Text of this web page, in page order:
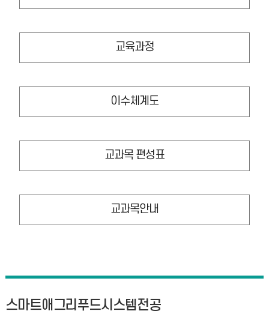
교육과정
이수체계도
교과목 편성표
교과목안내
스마트애그리푸드시스템전공